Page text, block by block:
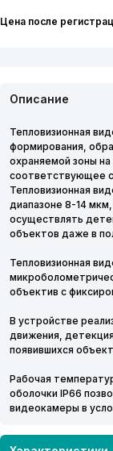
Цена после
Описание
Тепловизионная
формирования,
охраняемой зоны
соответствующее
Тепловизионная
диапазоне 8-14
осуществлять
объектов даже в
Тепловизионная
объектив с
В устройстве
движения,
появившихся
Рабочая
оболочки IP66
видеокамеры в